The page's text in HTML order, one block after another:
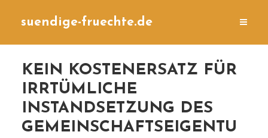
suendige-fruechte.de
KEIN KOSTENERSATZ FÜR
IRRTÜMLICHE
INSTANDSETZUNG DES
GEMEINSCHAFTSEIGENTU